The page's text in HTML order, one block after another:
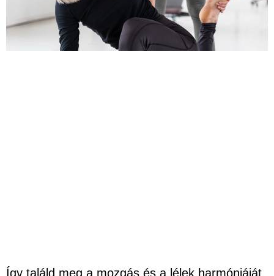
Így találd meg a mozgás és a lélek harmóniáját